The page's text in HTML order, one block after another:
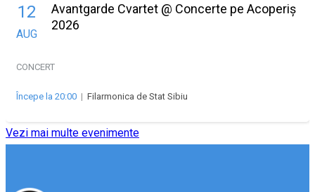
12
AUG
Avantgarde Cvartet @ Concerte pe Acoperiș
2026
CONCERT
Începe la 20:00 | Filarmonica de Stat Sibiu
Vezi mai multe evenimente